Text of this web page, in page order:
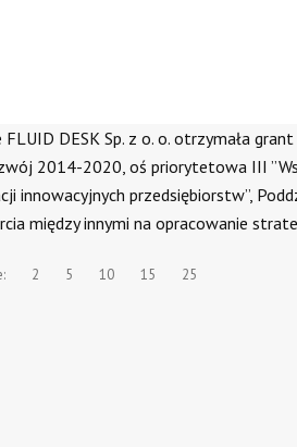
FLUID DESK Sp. z o. o. otrzymała
2014-2020, oś priorytetowa III
innowacyjnych przedsiębiorstw”,
między innymi na opracowanie
2 5 10 15 25